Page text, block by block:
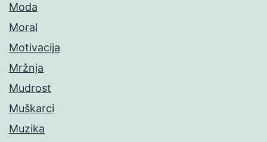
Moda
Moral
Motivacija
Mržnja
Mudrost
Muškarci
Muzika